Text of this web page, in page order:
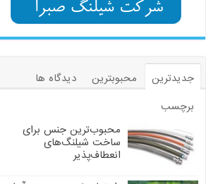
جدیدترین محبوبترین
دیدگاه ها
برچسب
محبوب‌ترین جنس برای
ساخت شیلنگ‌های
انعطاف‌پذیر